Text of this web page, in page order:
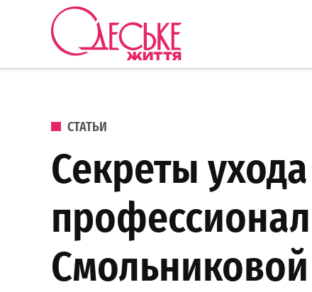
Перейти к содержанию
ОПУБЛИКОВАНО В
СТАТЬИ
Секреты
Смольниковой